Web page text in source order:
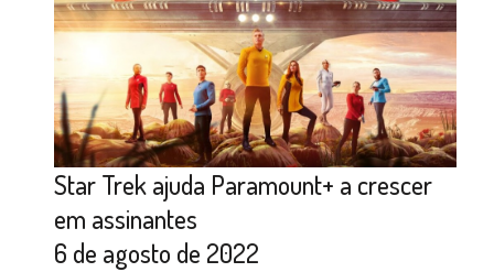
Star Trek ajuda Paramount+ a crescer
em assinantes
6 de agosto de 2022